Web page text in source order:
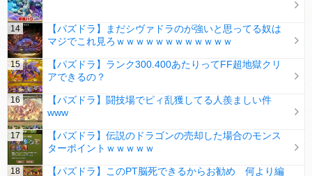
【パズドラ】まだシヴァドラのが強いと思ってる奴は
マジでこれ見ろｗｗｗｗｗｗｗｗｗｗｗｗ
【パズドラ】ランク300.400あたりってFF超地獄クリ
アできるの？
【パズドラ】闘技場でピィ乱獲してる人羨ましい件
www
【パズドラ】伝説のドラゴンの売却した場合のモンス
ターポイントｗｗｗｗｗ
【パズドラ】このPT脳死できるからお勧め 何より編